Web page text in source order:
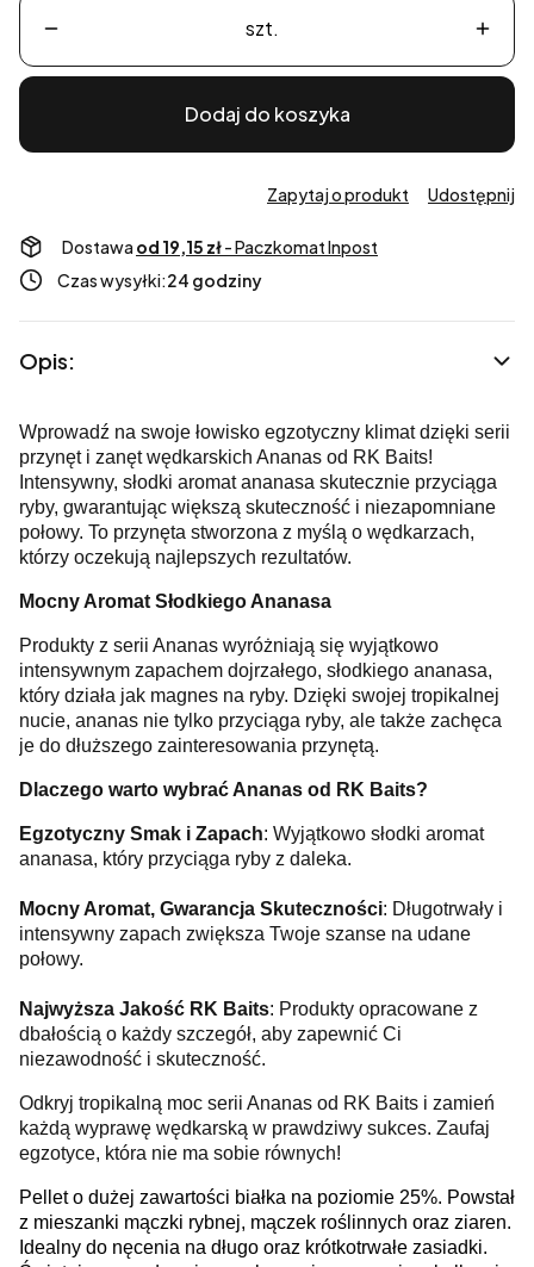
szt.
Dodaj do koszyka
Zapytaj o produkt Udostępnij
Dostawa od 19,15 zł- Paczkomat Inpost
Czas wysyłki:24 godziny
Opis:
Wprowadź na swoje łowisko egzotyczny klimat dzięki serii
przynęt i zanęt wędkarskich Ananas od RK Baits!
Intensywny, słodki aromat ananasa skutecznie przyciąga
ryby, gwarantując większą skuteczność i niezapomniane
połowy. To przynęta stworzona z myślą o wędkarzach,
którzy oczekują najlepszych rezultatów.
Mocny Aromat Słodkiego Ananasa
Produkty z serii Ananas wyróżniają się wyjątkowo
intensywnym zapachem dojrzałego, słodkiego ananasa,
który działa jak magnes na ryby. Dzięki swojej tropikalnej
nucie, ananas nie tylko przyciąga ryby, ale także zachęca
je do dłuższego zainteresowania przynętą.
Dlaczego warto wybrać Ananas od RK Baits?
Egzotyczny Smak i Zapach: Wyjątkowo słodki aromat
ananasa, który przyciąga ryby z daleka.
Mocny Aromat, Gwarancja Skuteczności: Długotrwały i
intensywny zapach zwiększa Twoje szanse na udane
połowy.
Najwyższa Jakość RK Baits: Produkty opracowane z
dbałością o każdy szczegół, aby zapewnić Ci
niezawodność i skuteczność.
Odkryj tropikalną moc serii Ananas od RK Baits i zamień
każdą wyprawę wędkarską w prawdziwy sukces. Zaufaj
egzotyce, która nie ma sobie równych!
Pellet o dużej zawartości białka na poziomie 25%. Powstał
z mieszanki mączki rybnej, mączek roślinnych oraz ziaren.
Idealny do nęcenia na długo oraz krótkotrwałe zasiadki.